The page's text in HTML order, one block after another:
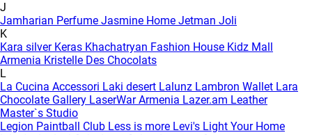
J
Jamharian Perfume Jasmine Home Jetman Joli
K
Kara silver Keras Khachatryan Fashion House Kidz Mall
Armenia Kristelle Des Chocolats
L
La Cucina Accessori Laki desert Lalunz Lambron Wallet Lara
Chocolate Gallery LaserWar Armenia Lazer.am Leather
Master`s Studio
Legion Paintball Club Less is more Levi's Light Your Home